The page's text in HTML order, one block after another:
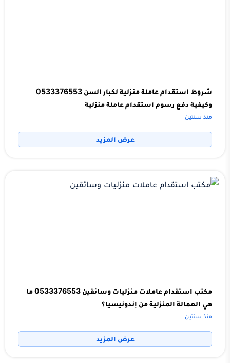
شروط استقدام عاملة منزلية لكبار السن 0533376553
وكيفية دفع رسوم استقدام عاملة منزلية
منذ سنتين
عرض المزيد
مكتب استقدام عاملات منزليات وسائقين 0533376553 ما
هي العمالة المنزلية من إندونيسيا؟
منذ سنتين
عرض المزيد